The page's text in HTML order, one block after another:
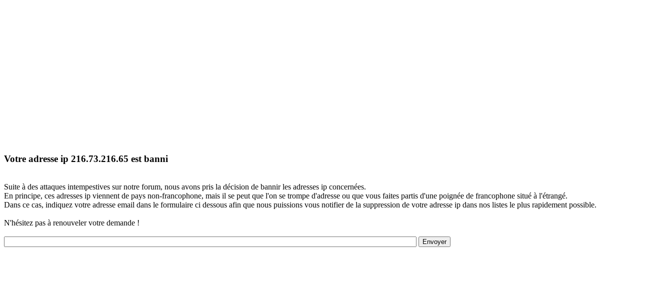
Votre adresse ip 216.73.216.65 est banni
Suite à des attaques intempestives sur notre forum, nous avons pris la décision de bannir les adresses ip concernées.
En principe, ces adresses ip viennent de pays non-francophone, mais il se peut que l'on se trompe d'adresse ou que vous faites partis d'une poignée de francophone situé à l'étrangé.
Dans ce cas, indiquez votre adresse email dans le formulaire ci dessous afin que nous puissions vous notifier de la suppression de votre adresse ip dans nos listes le plus rapidement possible.
N'hésitez pas à renouveler votre demande !